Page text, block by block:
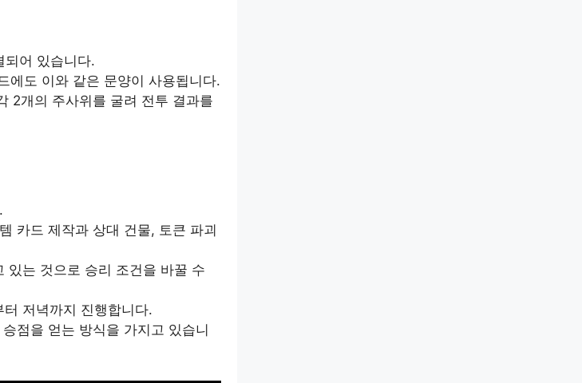
되어 있습니다.
에도 이와 같은 문양이 사용됩니다.
2개의 주사위를 굴려 전투 결과를
카드 제작과 상대 건물, 토큰 파괴
있는 것으로 승리 조건을 바꿀 수
저녁까지 진행합니다.
점을 얻는 방식을 가지고 있습니